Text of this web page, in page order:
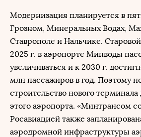
Модернизация планируется в
Грозном, Минеральных Водах,
Ставрополе и Нальчике.
2025 г. в аэропорте Минводы
увеличиваться и к 2030 г.
млн пассажиров в год. Поэтому
строительство нового терминала
этого аэропорта. «Минтрансом
Росавиацией также
аэродромной инфраструктуры